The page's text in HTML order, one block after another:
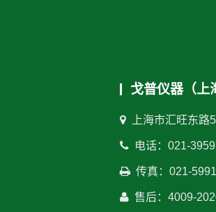
戈普仪器（上
上海市汇旺东路
电话：021-
传真：021-
售后：4009-